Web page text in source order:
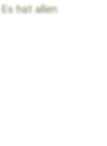
hat allen